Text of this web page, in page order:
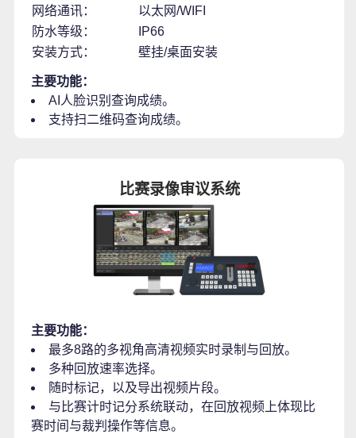
网络通讯：
以太网/WIFI
防水等级：
IP66
安装方式：
壁挂/桌面安装
主要功能：
AI人脸识别查询成绩。
支持扫二维码查询成绩。
比赛录像审议系统
主要功能：
最多8路的多视角高清视频实时录制与回放。
多种回放速率选择。
随时标记，以及导出视频片段。
与比赛计时记分系统联动，在回放视频上体现比
赛时间与裁判操作等信息。